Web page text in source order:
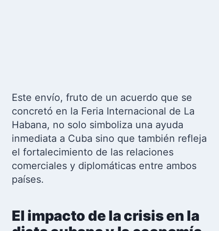
Este envío, fruto de un acuerdo que se
concretó en la Feria Internacional de La
Habana, no solo simboliza una ayuda
inmediata a Cuba sino que también refleja
el fortalecimiento de las relaciones
comerciales y diplomáticas entre ambos
países.
El impacto de la crisis en la